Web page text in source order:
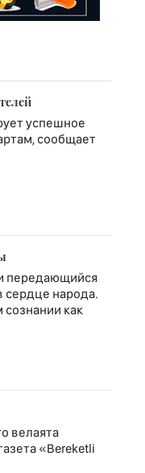
успешное
сообщает
передающийся
сердце народа.
как
велаята
«Bereketli